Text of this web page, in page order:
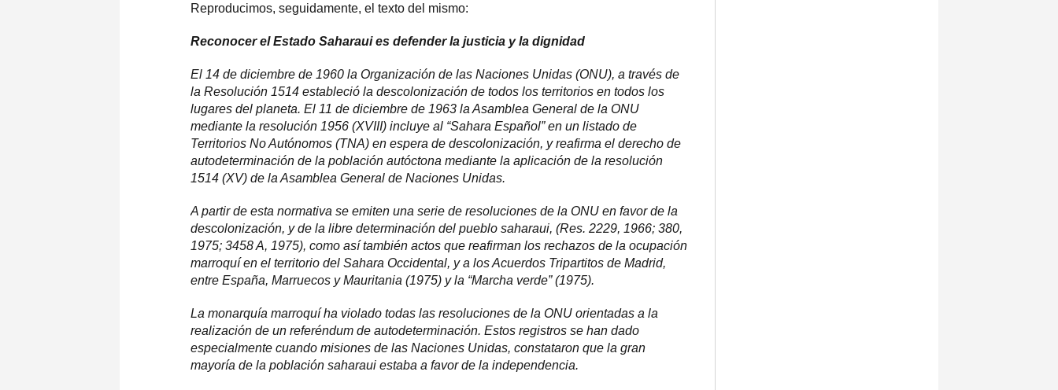
Reproducimos, seguidamente, el texto del mismo:
Reconocer el Estado Saharaui es defender la justicia y la dignidad
El 14 de diciembre de 1960 la Organización de las Naciones Unidas (ONU), a través de
la Resolución 1514 estableció la descolonización de todos los territorios en todos los
lugares del planeta. El 11 de diciembre de 1963 la Asamblea General de la ONU
mediante la resolución 1956 (XVIII) incluye al “Sahara Español” en un listado de
Territorios No Autónomos (TNA) en espera de descolonización, y reafirma el derecho de
autodeterminación de la población autóctona mediante la aplicación de la resolución
1514 (XV) de la Asamblea General de Naciones Unidas.
A partir de esta normativa se emiten una serie de resoluciones de la ONU en favor de la
descolonización, y de la libre determinación del pueblo saharaui, (Res. 2229, 1966; 380,
1975; 3458 A, 1975), como así también actos que reafirman los rechazos de la ocupación
marroquí en el territorio del Sahara Occidental, y a los Acuerdos Tripartitos de Madrid,
entre España, Marruecos y Mauritania (1975) y la “Marcha verde” (1975).
La monarquía marroquí ha violado todas las resoluciones de la ONU orientadas a la
realización de un referéndum de autodeterminación. Estos registros se han dado
especialmente cuando misiones de las Naciones Unidas, constataron que la gran
mayoría de la población saharaui estaba a favor de la independencia.